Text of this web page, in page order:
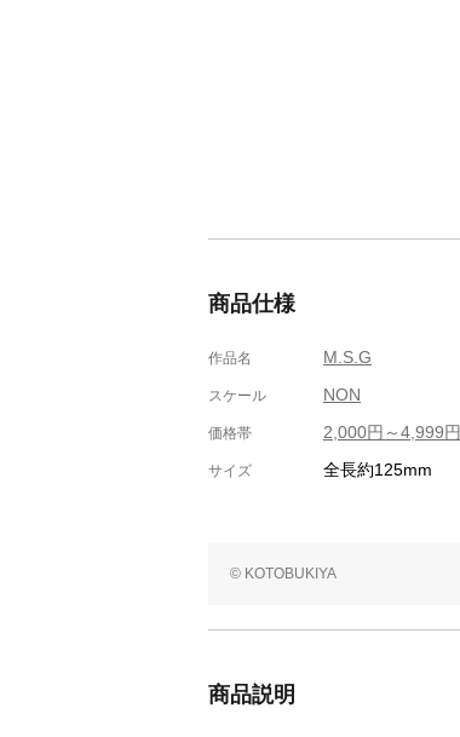
商品仕様
作品名 M.S.G
スケール NON
価格帯 2,000円～4,999円
サイズ 全長約125mm
© KOTOBUKIYA
商品説明